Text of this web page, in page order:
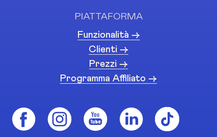
PIATTAFORMA
Funzionalità ->
Clienti ->
Prezzi ->
Programma Affiliato ->